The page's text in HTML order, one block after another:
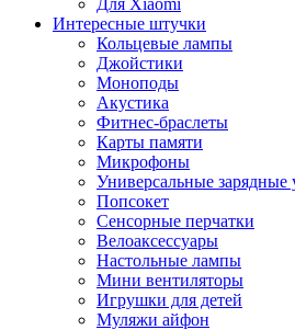
Для Xiaomi
Интересные штучки
Кольцевые лампы
Джойстики
Моноподы
Акустика
Фитнес-браслеты
Карты памяти
Микрофоны
Универсальные зарядные
Попсокет
Сенсорные перчатки
Велоаксессуары
Настольные лампы
Мини вентиляторы
Игрушки для детей
Муляжи айфон